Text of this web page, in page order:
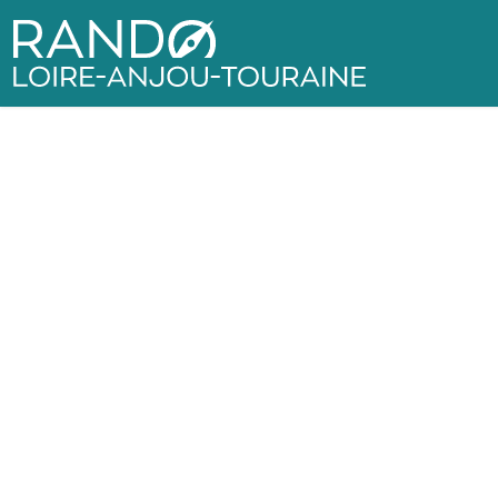
Rando Loire-Anjou-Touraine